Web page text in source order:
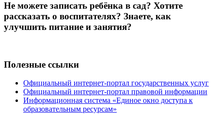
Не можете записать ребёнка в сад? Хотите
рассказать о воспитателях? Знаете, как
улучшить питание и занятия?
Полезные ссылки
Официальный интернет-портал государственных услуг
Официальный интернет-портал правовой информации
Информационная система «Единое окно доступа к
образовательным ресурсам»